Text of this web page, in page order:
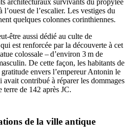
l’ouest de l’escalier. Les vestiges du
quelques colonnes corinthiennes.
être aussi dédié au culte de
est renforcée par la découverte à cet
colossale – d’environ 3 m de
De cette façon, les habitants de
envers l’empereur Antonin le
contribué à réparer les dommages
terre de 142 après JC.
de la ville antique